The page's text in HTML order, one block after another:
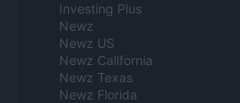
Investing Plus
Newz
Newz US
Newz California
Newz Texas
Newz Florida